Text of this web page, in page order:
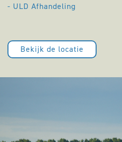
- ULD Afhandeling
Bekijk de locatie